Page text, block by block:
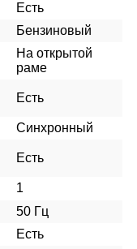
Есть
Бензиновый
На открытой
раме
Есть
Синхронный
Есть
1
50 Гц
Есть